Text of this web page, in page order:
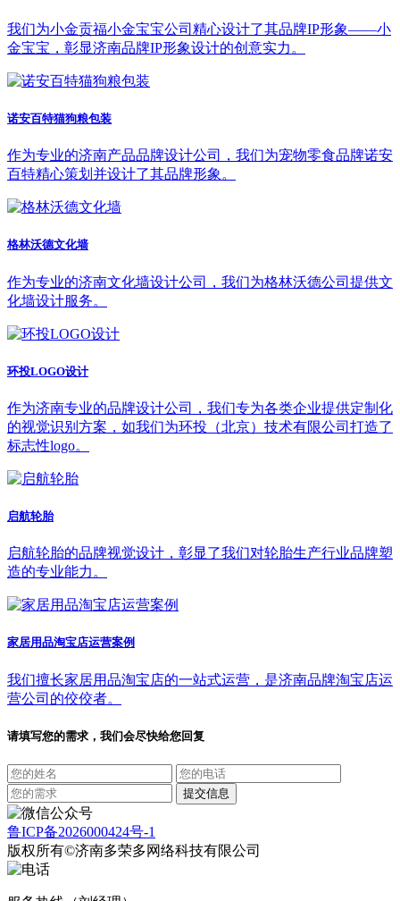
我们为小金贡福小金宝宝公司精心设计了其品牌IP形象——小
金宝宝，彰显济南品牌IP形象设计的创意实力。
诺安百特猫狗粮包装
作为专业的济南产品品牌设计公司，我们为宠物零食品牌诺安
百特精心策划并设计了其品牌形象。
格林沃德文化墙
作为专业的济南文化墙设计公司，我们为格林沃德公司提供文
化墙设计服务。
环投LOGO设计
作为济南专业的品牌设计公司，我们专为各类企业提供定制化
的视觉识别方案，如我们为环投（北京）技术有限公司打造了
标志性logo。
启航轮胎
启航轮胎的品牌视觉设计，彰显了我们对轮胎生产行业品牌塑
造的专业能力。
家居用品淘宝店运营案例
我们擅长家居用品淘宝店的一站式运营，是济南品牌淘宝店运
营公司的佼佼者。
请填写您的需求，我们会尽快给您回复
鲁ICP备2026000424号-1
版权所有©济南多荣多网络科技有限公司